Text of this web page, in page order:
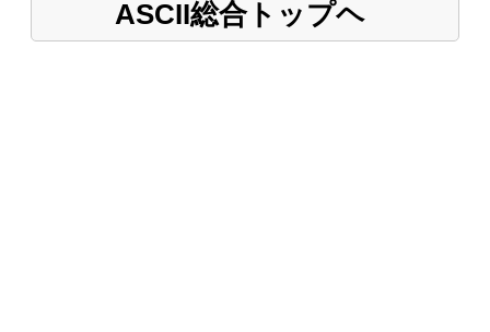
ASCII総合トップヘ